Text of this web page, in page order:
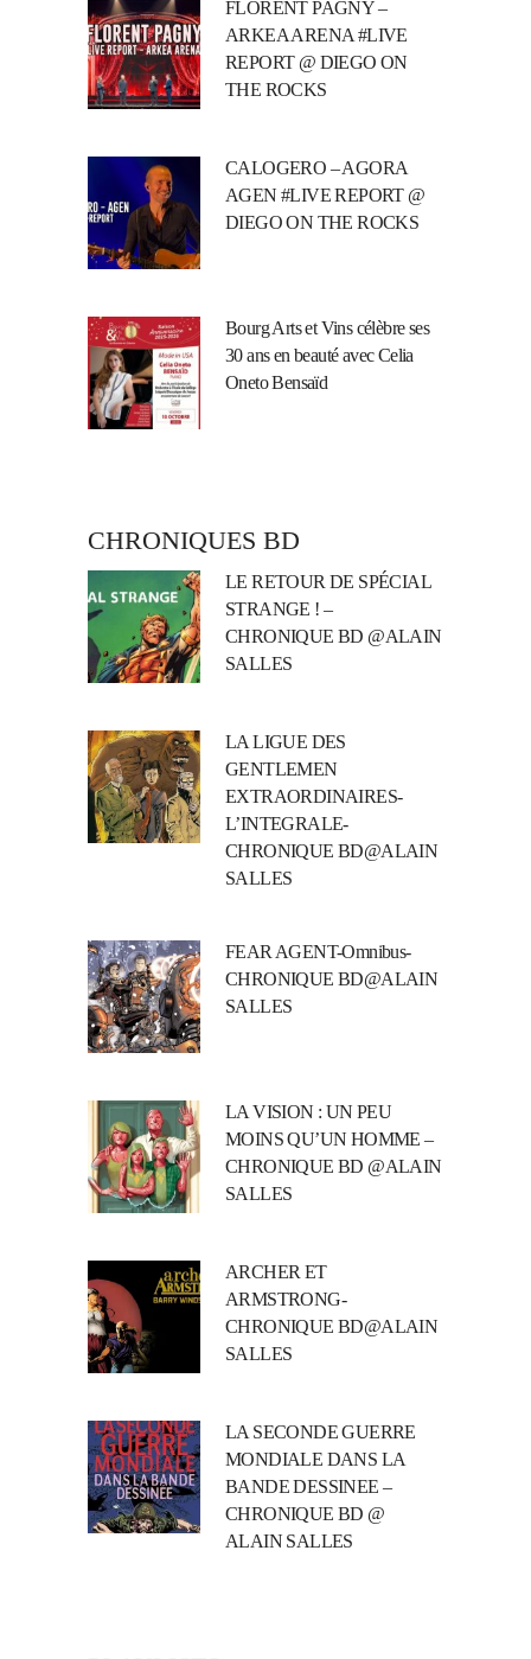
FLORENT PAGNY –
ARKEA ARENA #LIVE
REPORT @ DIEGO ON
THE ROCKS
CALOGERO – AGORA
AGEN #LIVE REPORT @
DIEGO ON THE ROCKS
Bourg Arts et Vins célèbre ses
30 ans en beauté avec Celia
Oneto Bensaïd
CHRONIQUES BD
LE RETOUR DE SPÉCIAL
STRANGE ! –
CHRONIQUE BD @ALAIN
SALLES
LA LIGUE DES
GENTLEMEN
EXTRAORDINAIRES-
L’INTEGRALE-
CHRONIQUE BD@ALAIN
SALLES
FEAR AGENT-Omnibus-
CHRONIQUE BD@ALAIN
SALLES
LA VISION : UN PEU
MOINS QU’UN HOMME –
CHRONIQUE BD @ALAIN
SALLES
ARCHER ET
ARMSTRONG-
CHRONIQUE BD@ALAIN
SALLES
LA SECONDE GUERRE
MONDIALE DANS LA
BANDE DESSINEE –
CHRONIQUE BD @
ALAIN SALLES